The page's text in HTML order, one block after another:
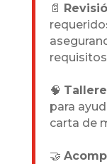
📄
🧠
para
carta de
🤝